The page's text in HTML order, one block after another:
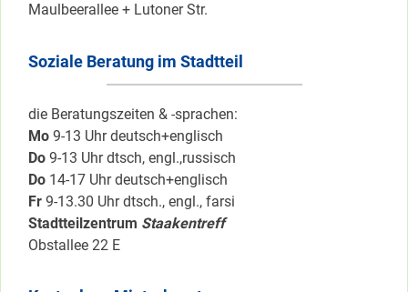
Maulbeerallee + Lutoner Str.
Soziale Beratung im Stadtteil
die Beratungszeiten & -sprachen:
Mo 9-13 Uhr deutsch+englisch
Do 9-13 Uhr dtsch, engl.,russisch
Do 14-17 Uhr deutsch+englisch
Fr 9-13.30 Uhr dtsch., engl., farsi
Stadtteilzentrum Staakentreff
Obstallee 22 E